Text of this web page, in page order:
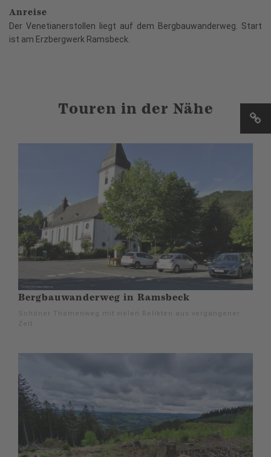
Anreise
Der Venetianerstollen liegt auf dem Bergbauwanderweg. Start
ist am Erzbergwerk Ramsbeck.
Touren in der Nähe
Bergbauwanderweg in Ramsbeck
Schöner Themenweg mit vielen Relikten aus vergangener
Zeit.